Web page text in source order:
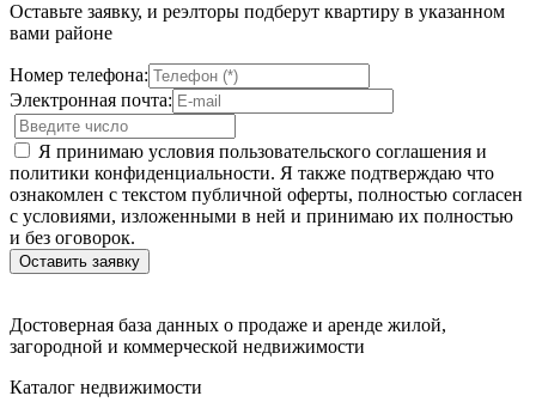
Оставьте заявку, и реэлторы подберут квартиру в указанном
вами районе
Номер телефона:
Электронная почта:
Я принимаю условия пользовательского соглашения и
политики конфиденциальности. Я также подтверждаю что
ознакомлен с текстом публичной оферты, полностью согласен
с условиями, изложенными в ней и принимаю их полностью
и без оговорок.
Достоверная база данных о продаже и аренде жилой,
загородной и коммерческой недвижимости
Каталог недвижимости